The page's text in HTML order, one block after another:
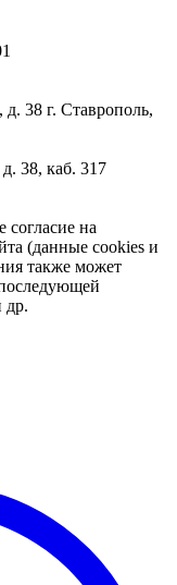
38 г. Ставрополь,
38, каб. 317
согласие на
(данные cookies и
также может
др.